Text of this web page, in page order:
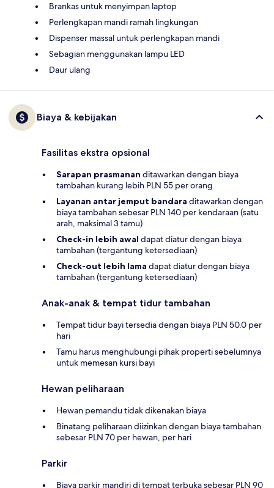
Brankas untuk menyimpan laptop
Perlengkapan mandi ramah lingkungan
Dispenser massal untuk perlengkapan mandi
Sebagian menggunakan lampu LED
Daur ulang
Biaya & kebijakan
Fasilitas ekstra opsional
Sarapan prasmanan ditawarkan dengan biaya
tambahan kurang lebih PLN 55 per orang
Layanan antar jemput bandara ditawarkan dengan
biaya tambahan sebesar PLN 140 per kendaraan (satu
arah, maksimal 3 tamu)
Check-in lebih awal dapat diatur dengan biaya
tambahan (tergantung ketersediaan)
Check-out lebih lama dapat diatur dengan biaya
tambahan (tergantung ketersediaan)
Anak-anak & tempat tidur tambahan
Tempat tidur bayi tersedia dengan biaya PLN 50.0 per
hari
Tamu harus menghubungi pihak properti sebelumnya
untuk memesan kursi bayi
Hewan peliharaan
Hewan pemandu tidak dikenakan biaya
Binatang peliharaan diizinkan dengan biaya tambahan
sebesar PLN 70 per hewan, per hari
Parkir
Biaya parkir mandiri di tempat terbuka sebesar PLN 90